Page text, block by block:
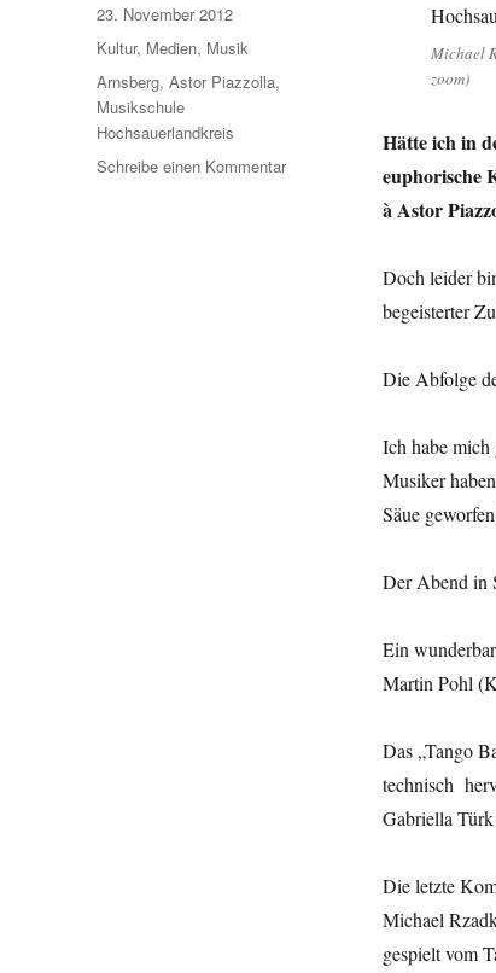
Michael
zoom)
Hätte ich in
euphorische
à Astor
Doch leider
begeisterter
Die Abfolge
Ich habe mich
Musiker
Säue
Der Abend in
Ein
Martin Pohl
Das „Tango
technisch
Gabriella
Die letzte
Michael
gespielt vom
Veröffentlicht
am
23. November 2012
Kategorien
Kultur, Medien, Musik
Schlagwörter
Arnsberg,Astor Piazzolla,
Musikschule
Hochsauerlandkreis
Schreibe einen Kommentarzu